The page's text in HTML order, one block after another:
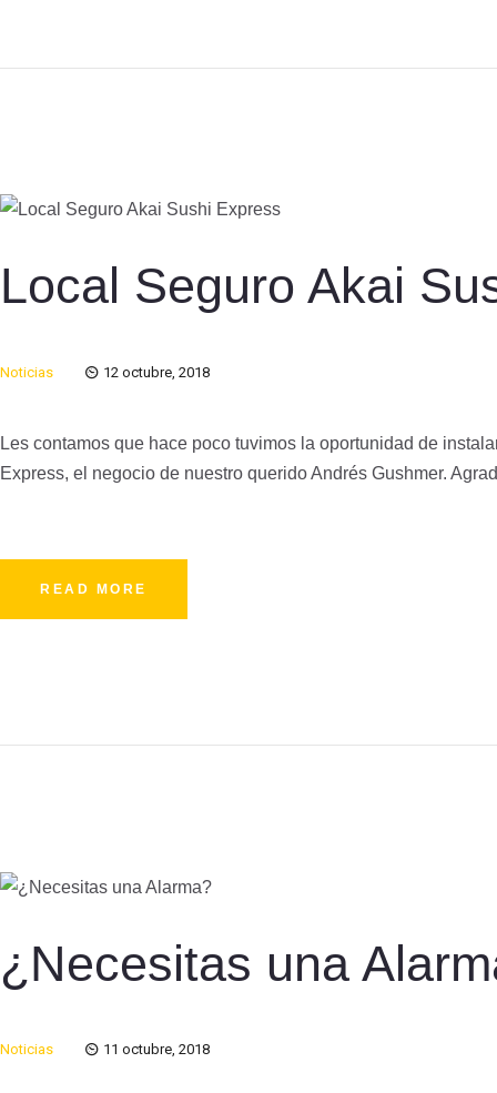
Local Seguro Akai
Noticias 12 octubre, 2018
Les contamos que hace poco tuvimos la oportunidad de
Express, el negocio de nuestro querido Andrés Gushmer.
READ MORE
¿Necesitas una
Noticias 11 octubre, 2018